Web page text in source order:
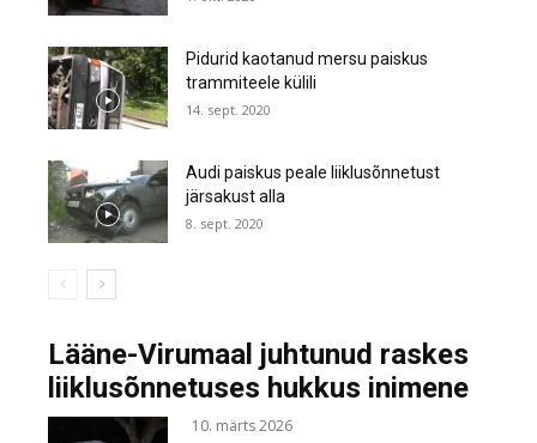
Pidurid kaotanud mersu paiskus
trammiteele külili
14. sept. 2020
Audi paiskus peale liiklusõnnetust
järsakust alla
8. sept. 2020
Lääne-Virumaal juhtunud raskes
liiklusõnnetuses hukkus inimene
10. märts 2026